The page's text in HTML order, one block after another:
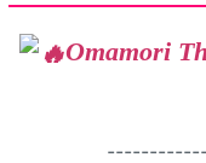
Omamori